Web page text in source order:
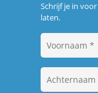
Schrijf je in
laten.